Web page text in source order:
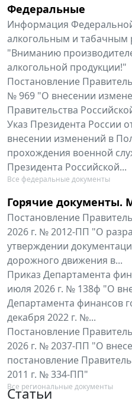
Федеральные
Информация
алкогольным и табачным
"Вниманию
алкогольной продукции!"
Постановление
№ 969 "О внесении
Правительства
Указ Президента России
внесении изменений в
прохождения военной
Президента Российской...
Все федеральные документы
Горячие документы.
Постановление
2026 г. № 2012-ПП "О
утверждении
дорожного движения в...
Приказ Департамента
июля 2026 г. № 138ф "О
Департамента финансов
декабря 2022 г. №...
Постановление
2026 г. № 2037-ПП "О
постановление
2011 г. № 334-ПП"
Все региональные документы
Статьи